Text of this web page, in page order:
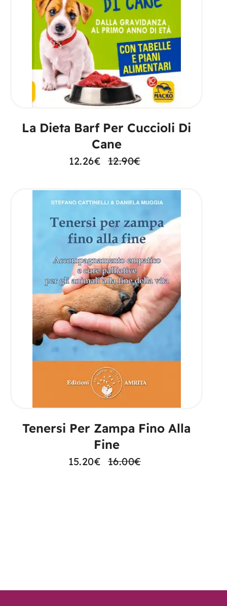
AGGIUNGI AL CARRELLO
La Dieta Barf Per Cuccioli Di
Cane
12.90€
12.26€
AGGIUNGI AL CARRELLO
Tenersi Per Zampa Fino Alla
Fine
16.00€
15.20€